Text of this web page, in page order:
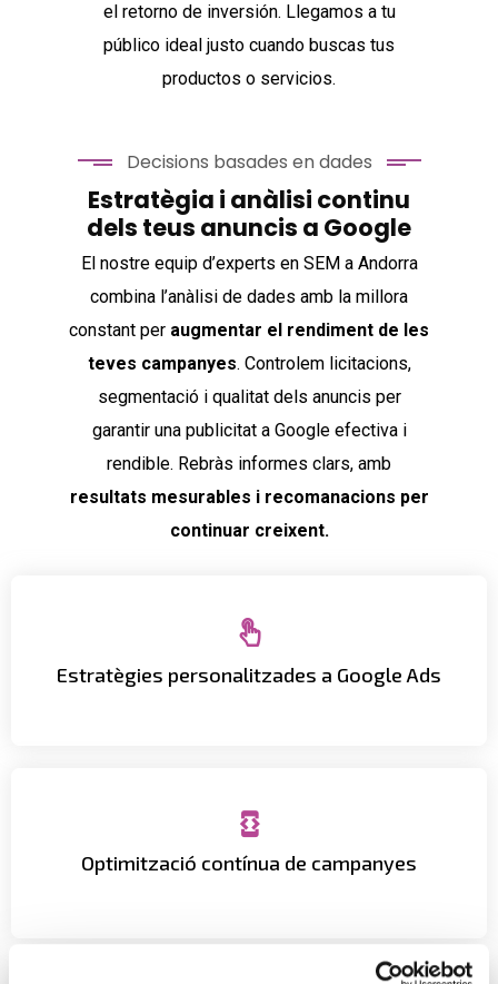
el retorno de inversión. Llegamos a tu
público ideal justo cuando buscas tus
productos o servicios.
Decisions basades en dades
Estratègia i anàlisi continu
dels teus anuncis a Google
El nostre equip d’experts en SEM a Andorra
combina l’anàlisi de dades amb la millora
constant per augmentar el rendiment de les
teves campanyes. Controlem licitacions,
segmentació i qualitat dels anuncis per
garantir una publicitat a Google efectiva i
rendible. Rebràs informes clars, amb
resultats mesurables i recomanacions per
continuar creixent.
Estratègies personalitzades a Google Ads
Adaptem les teves campanyes per arribar al teu
públic ideal en el moment just.
Optimització contínua de campanyes
Millorem anuncis, licitacions i segmentació per
maximitzar el retorn de la inversió.